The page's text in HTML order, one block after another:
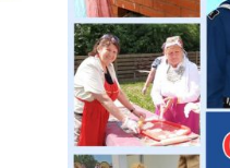
19.12.2021